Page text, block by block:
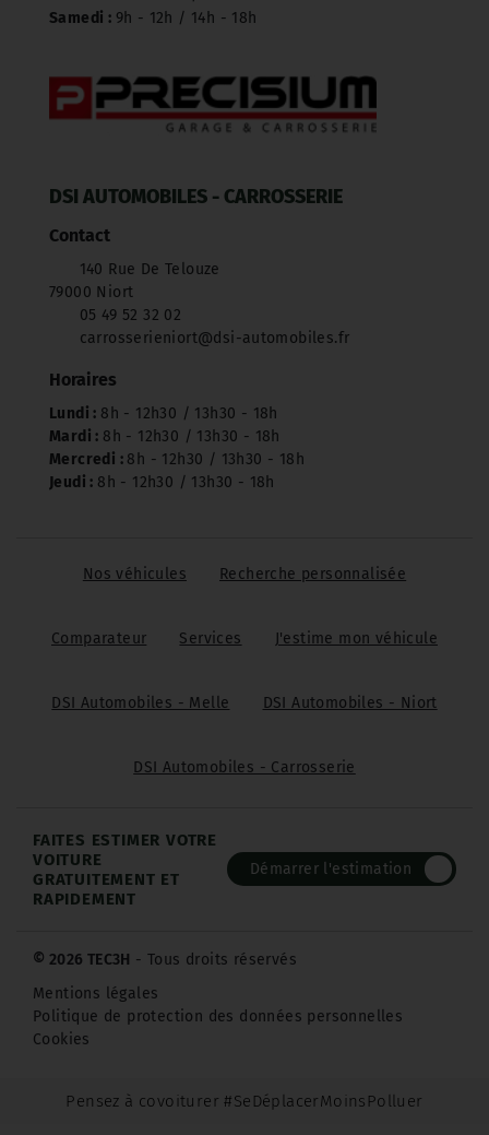
Samedi : 9h - 12h / 14h - 18h
DSI AUTOMOBILES - CARROSSERIE
Contact
140 Rue De Telouze
79000 Niort
05 49 52 32 02
carrosserieniort@dsi-automobiles.fr
Horaires
Lundi : 8h - 12h30 / 13h30 - 18h
Mardi : 8h - 12h30 / 13h30 - 18h
Mercredi : 8h - 12h30 / 13h30 - 18h
Jeudi : 8h - 12h30 / 13h30 - 18h
Nos véhicules Recherche personnalisée
Comparateur Services J'estime mon véhicule
DSI Automobiles - Melle DSI Automobiles - Niort
DSI Automobiles - Carrosserie
FAITES ESTIMER VOTRE
VOITURE
GRATUITEMENT ET
RAPIDEMENT
Démarrer l'estimation
© 2026 TEC3H - Tous droits réservés
Mentions légales
Politique de protection des données personnelles
Cookies
Pensez à covoiturer #SeDéplacerMoinsPolluer